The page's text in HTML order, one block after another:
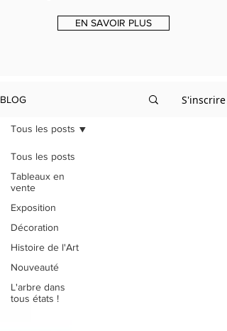
EN SAVOIR PLUS
BLOG S'inscrire
Tous les posts
Tableaux en
vente
Exposition
Décoration
Histoire de l'Art
Nouveauté
L'arbre dans
tous états !
Tous les posts